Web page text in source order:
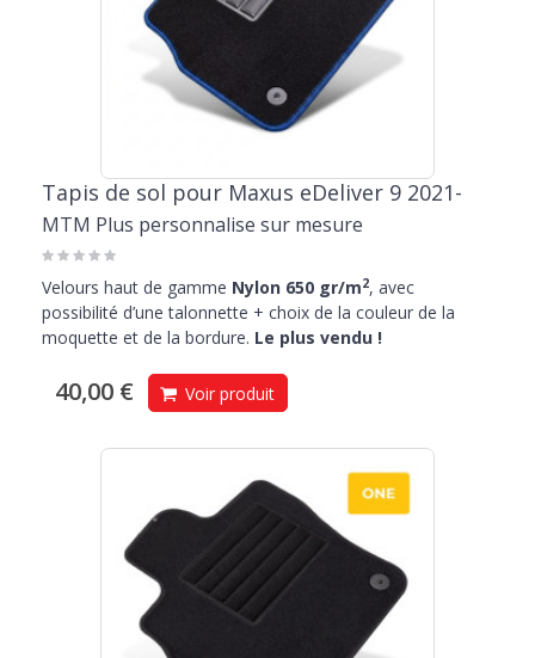
Tapis de sol pour Maxus eDeliver 9 2021-
MTM Plus personnalise sur mesure
Velours haut de gamme Nylon 650 gr/m2, avec
possibilité d’une talonnette + choix de la couleur de la
moquette et de la bordure. Le plus vendu !
40,00 € Voir produit